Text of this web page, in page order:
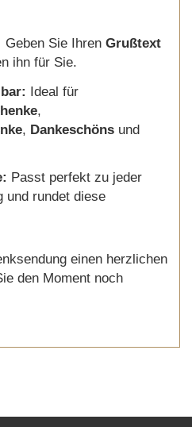
Geben Sie Ihren Grußtext
ihn für Sie.
Ideal für
,
, Dankeschöns und
Passt perfekt zu jeder
und rundet diese
einen herzlichen
den Moment noch